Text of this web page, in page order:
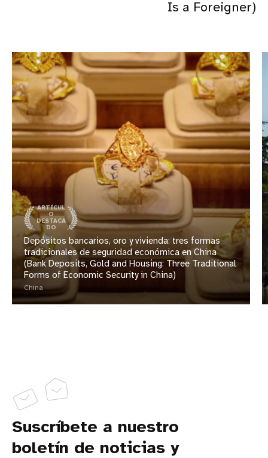
Is a Foreigner)
ARTÍCUL
O
DESTACA
DO
Depósitos bancarios, oro y vivienda: tres formas
tradicionales de seguridad económica en China
(Bank Deposits, Gold and Housing: Three Traditional
Forms of Economic Security in China)
China
Suscríbete a nuestro
boletín de noticias y